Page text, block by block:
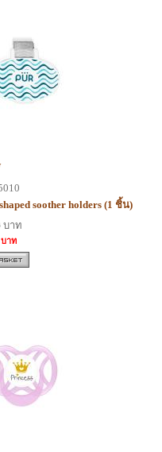
soother holders (1 ชิ้น)
บาท
บาท